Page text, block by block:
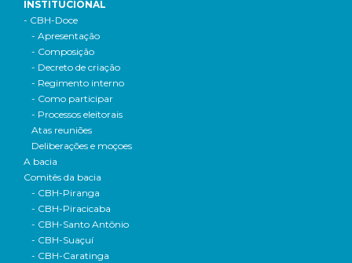
INSTITUCIONAL
- CBH-Doce
- Apresentação
- Composição
- Decreto de criação
- Regimento interno
- Como participar
- Processos eleitorais
Atas reuniões
Deliberações e moçoes
A bacia
Comitês da bacia
- CBH-Piranga
- CBH-Piracicaba
- CBH-Santo Antônio
- CBH-Suaçuí
- CBH-Caratinga